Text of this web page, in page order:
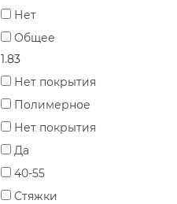
Нет
Общее
1.83
Нет покрытия
Полимерное
Нет покрытия
Да
40-55
Стяжки